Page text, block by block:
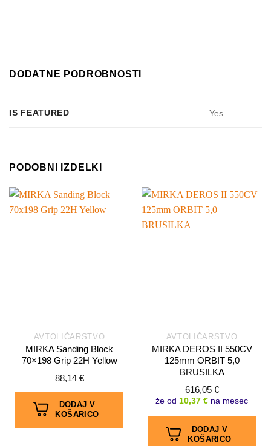
DODATNE PODROBNOSTI
IS FEATURED Yes
PODOBNI IZDELKI
AVTOLIČARSTVO
MIRKA Sanding Block
70×198 Grip 22H Yellow
88,14 €
DODAJ V
KOŠARICO
AVTOLIČARSTVO
MIRKA DEROS II 550CV
125mm ORBIT 5,0
BRUSILKA
616,05 €
že od 10,37 € na mesec
DODAJ V
KOŠARICO